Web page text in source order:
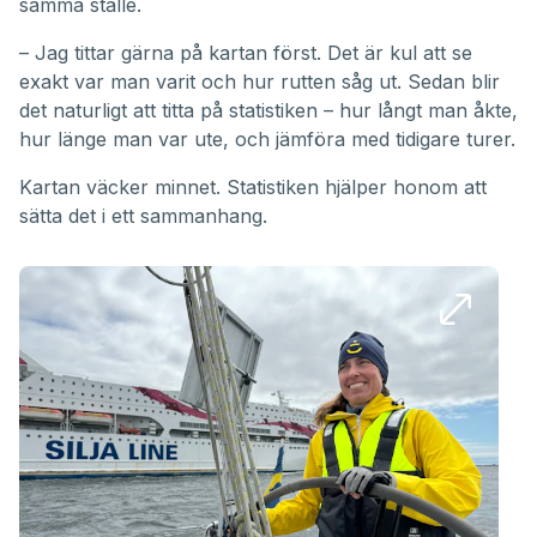
– Jag tittar gärna på kartan först. Det är kul att se
exakt var man varit och hur rutten såg ut. Sedan blir
det naturligt att titta på statistiken – hur långt man åkte,
hur länge man var ute, och jämföra med tidigare turer.
Kartan väcker minnet. Statistiken hjälper honom att
sätta det i ett sammanhang.